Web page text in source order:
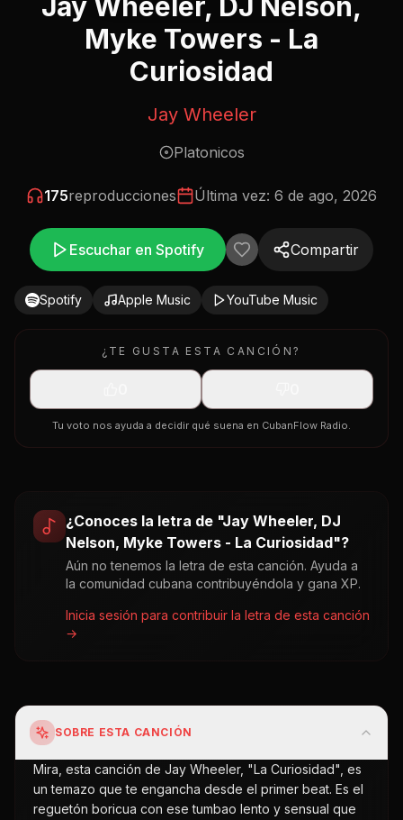
Myke Towers - La
Curiosidad
Jay Wheeler
Platonicos
175reproducciones Última vez: 6 de ago, 2026
Escuchar en Spotify Compartir
Spotify Apple Music YouTube Music
¿TE GUSTA ESTA CANCIÓN?
Tu voto nos ayuda a decidir qué suena en CubanFlow Radio.
¿Conoces la letra de "Jay Wheeler, DJ
Nelson, Myke Towers - La Curiosidad"?
Aún no tenemos la letra de esta canción. Ayuda a
la comunidad cubana contribuyéndola y gana XP.
Inicia sesión para contribuir la letra de esta canción
→
SOBRE ESTA CANCIÓN
Mira, esta canción de Jay Wheeler, "La Curiosidad", es
un temazo que te engancha desde el primer beat. Es el
reguetón boricua con ese tumbao lento y sensual que